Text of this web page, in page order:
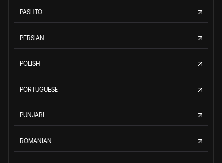
PASHTO
PERSIAN
POLISH
PORTUGUESE
PUNJABI
ROMANIAN